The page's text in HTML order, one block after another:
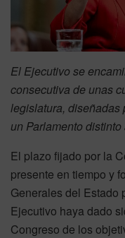
El Ejecutivo se
consecutiva de unas
legislatura, diseñadas
un Parlamento distinto
El plazo fijado por la
presente en tiempo y
Generales del Estado
Ejecutivo haya dado
Congreso de los